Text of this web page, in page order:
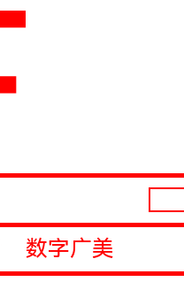
数字广美